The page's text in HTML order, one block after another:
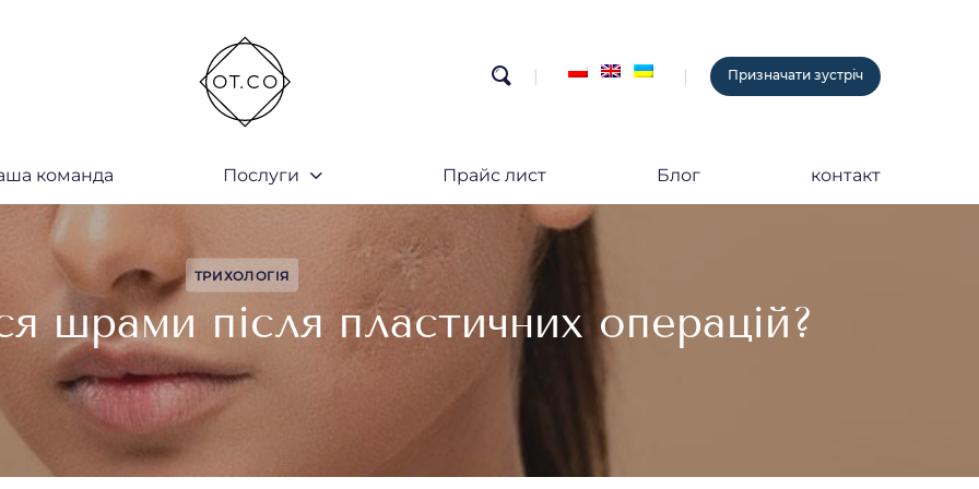
Призначати зустріч
команда Послуги Прайс лист Блог контакт
ТРИХОЛОГІЯ
шрами після пластичних операцій?